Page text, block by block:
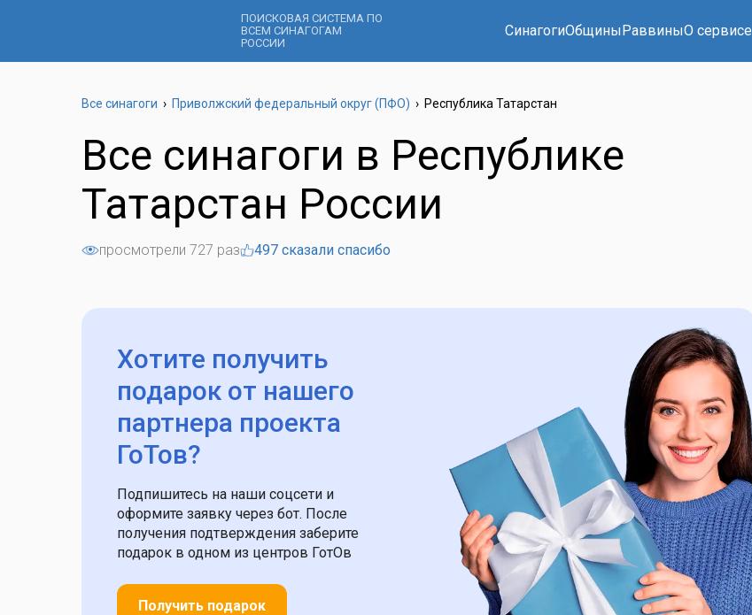
ПОИСКОВАЯ СИСТЕМА ПО
ВСЕМ СИНАГОГАМ
РОССИИ
СинагогиОбщиныРаввиныО сервисе
Все синагоги › Приволжский федеральный округ (ПФО) › Республика Татарстан
Все синагоги в Республике
Татарстан России
просмотрели 727 раз 497 сказали спасибо
Хотите получить
подарок от нашего
партнера проекта
ГоТов?
Подпишитесь на наши соцсети и
оформите заявку через бот. После
получения подтверждения заберите
подарок в одном из центров ГотОв
Получить подарок